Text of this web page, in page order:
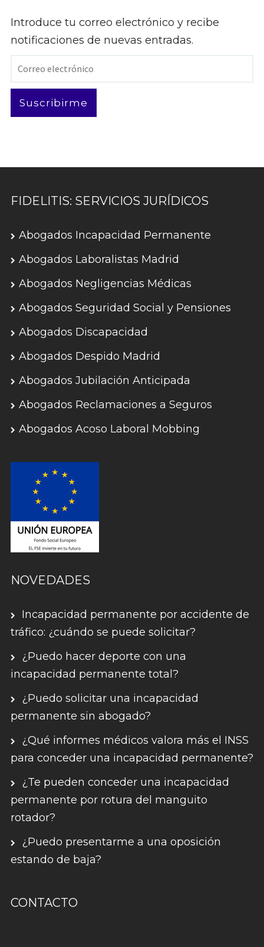
Introduce tu correo electrónico y recibe
notificaciones de nuevas entradas.
Correo
Suscribirme
FIDELITIS: SERVICIOS JURÍDICOS
Abogados Incapacidad Permanente
Abogados Laboralistas Madrid
Abogados Negligencias Médicas
Abogados Seguridad Social y Pensiones
Abogados Discapacidad
Abogados Despido Madrid
Abogados Jubilación Anticipada
Abogados Reclamaciones a Seguros
Abogados Acoso Laboral Mobbing
NOVEDADES
Incapacidad permanente por accidente de
tráfico: ¿cuándo se puede solicitar?
¿Puedo hacer deporte con una
incapacidad permanente total?
¿Puedo solicitar una incapacidad
permanente sin abogado?
¿Qué informes médicos valora más el INSS
para conceder una incapacidad permanente?
¿Te pueden conceder una incapacidad
permanente por rotura del manguito
rotador?
¿Puedo presentarme a una oposición
estando de baja?
CONTACTO